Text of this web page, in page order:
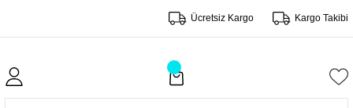
Ücretsiz Kargo Kargo Takibi